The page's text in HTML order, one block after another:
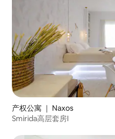
产权公寓 ｜ Naxos
Smirida高层套房I